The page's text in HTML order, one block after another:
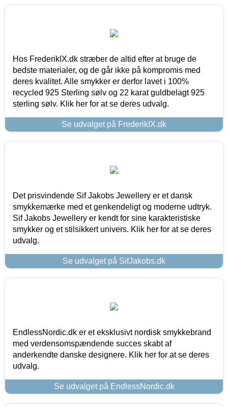
Hos FrederikIX.dk stræber de altid efter at bruge de
bedste materialer, og de går ikke på kompromis med
deres kvalitet. Alle smykker er derfor lavet i 100%
recycled 925 Sterling sølv og 22 karat guldbelagt 925
sterling sølv. Klik her for at se deres udvalg.
Se udvalget på FrederikIX.dk
Det prisvindende Sif Jakobs Jewellery er et dansk
smykkemærke med et genkendeligt og moderne udtryk.
Sif Jakobs Jewellery er kendt for sine karakteristiske
smykker og et stilsikkert univers. Klik her for at se deres
udvalg.
Se udvalget på SifJakobs.dk
EndlessNordic.dk er et eksklusivt nordisk smykkebrand
med verdensomspændende succes skabt af
anderkendte danske designere. Klik her for at se deres
udvalg.
Se udvalget på EndlessNordic.dk